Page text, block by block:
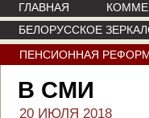
ГЛАВНАЯ
БЕЛОРУССКОЕ
ПЕНСИОННАЯ
В СМИ
20 ИЮЛЯ 2018